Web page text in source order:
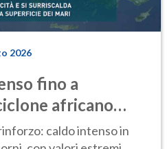
2026
fino a
africano
caldo intenso in